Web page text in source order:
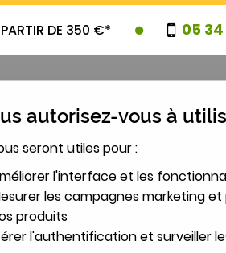
DE 350 €* 05 34
2
autorisez-vous à
seront utiles pour :
l'interface et les
les campagnes marketing
produits
l'authentification et surveiller